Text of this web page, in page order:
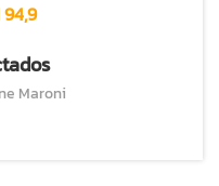
94,9
Maroni